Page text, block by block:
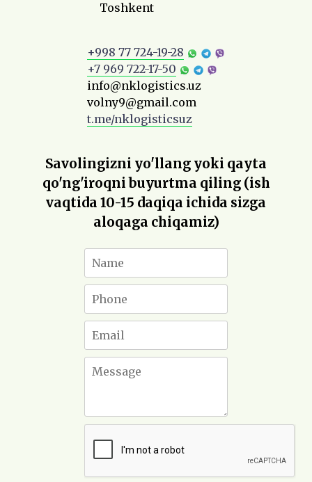
Toshkent
+998 77 724-19-28
+7 969 722-17-50
info@nklogistics.uz
volny9@gmail.com
t.me/nklogisticsuz
Savolingizni yo'llang yoki qayta
qo'ng'iroqni buyurtma qiling (ish
vaqtida 10-15 daqiqa ichida sizga
aloqaga chiqamiz)